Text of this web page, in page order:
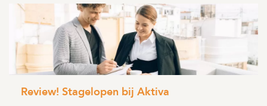
Review! Stagelopen bij Aktiva